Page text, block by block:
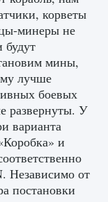
корветы
минеры не
мины,
лучше
боевых
развернуты. У
варианта
и
Независимо от
постановки